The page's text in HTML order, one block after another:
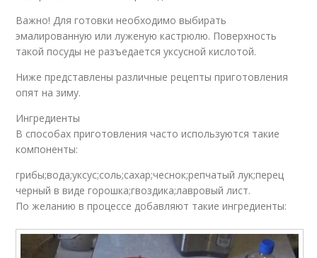
Важно! Для готовки необходимо выбирать
эмалированную или луженую кастрюлю. Поверхность
такой посуды не разъедается уксусной кислотой.
Ниже представлены различные рецепты приготовления
опят на зиму.
Ингредиенты
В способах приготовления часто используются такие
компоненты:
грибы;вода;уксус;соль;сахар;чеснок;репчатый лук;перец
черный в виде горошка;гвоздика;лавровый лист.
По желанию в процессе добавляют такие ингредиенты: